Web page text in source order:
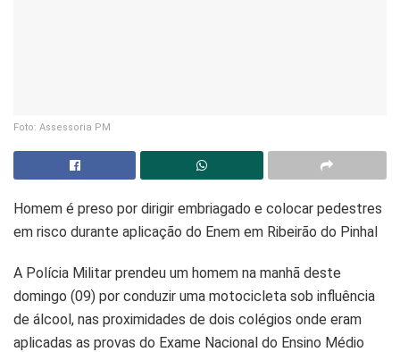
Foto: Assessoria PM
Homem é preso por dirigir embriagado e colocar pedestres
em risco durante aplicação do Enem em Ribeirão do Pinhal
A Polícia Militar prendeu um homem na manhã deste
domingo (09) por conduzir uma motocicleta sob influência
de álcool, nas proximidades de dois colégios onde eram
aplicadas as provas do Exame Nacional do Ensino Médio